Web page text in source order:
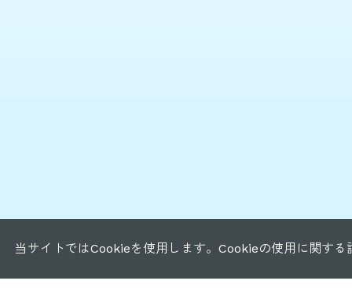
当サイトではCookieを使用します。Cookieの使用に関する